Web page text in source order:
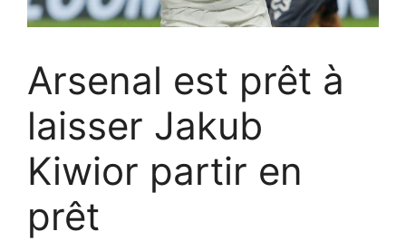
Arsenal est prêt à
laisser Jakub
Kiwior partir en
prêt